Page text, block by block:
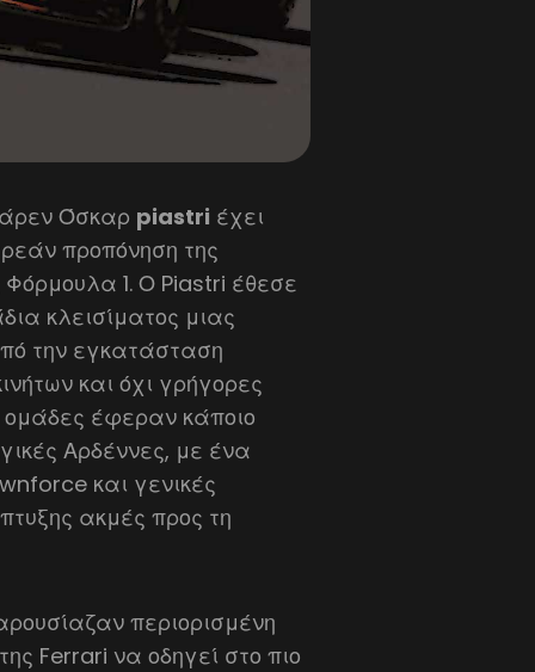
Όσκαρ piastri έχει
προπόνηση της
Φόρμουλα 1. Ο Piastri έθεσε
κλεισίματος μιας
την εγκατάσταση
και όχι γρήγορες
ομάδες έφεραν κάποιο
Αρδέννες, με ένα
και γενικές
ακμές προς τη
περιορισμένη
Ferrari να οδηγεί στο πιο